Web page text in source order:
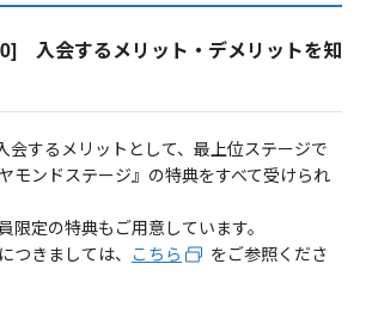
入会するメリット・デメリットを知
会するメリットとして、最上位ステージで
モンドステージ』の特典をすべて受けられ
限定の特典もご用意しています。
つきましては、 こちら
をご参照くださ